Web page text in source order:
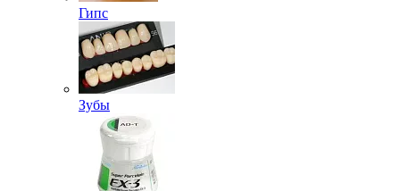
Гипс
Зубы